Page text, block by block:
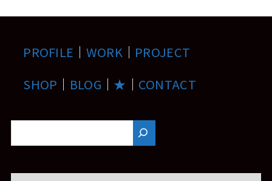
PROFILE ｜ WORK ｜ PROJECT
SHOP ｜ BLOG ｜ ★ ｜ CONTACT